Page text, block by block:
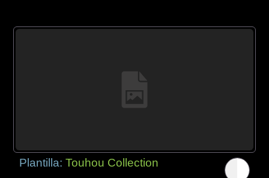
Plantilla:Touhou Collection